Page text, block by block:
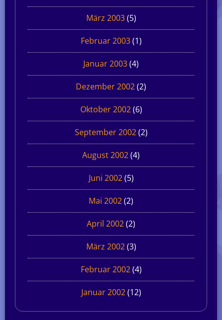
März 2003(5)
Februar 2003(1)
Januar 2003(4)
Dezember 2002(2)
Oktober 2002(6)
September 2002(2)
August 2002(4)
Juni 2002(5)
Mai 2002(2)
April 2002(2)
März 2002(3)
Februar 2002(4)
Januar 2002(12)